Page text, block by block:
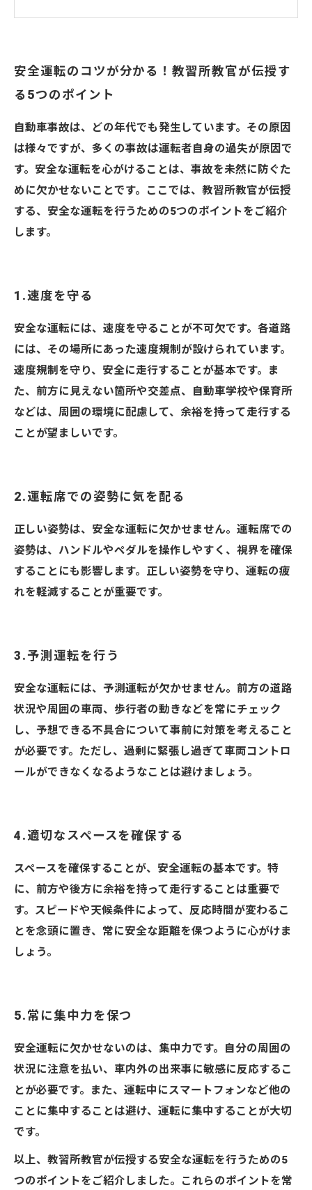
さいたま市の当教習所
安全運転のコツが分かる！教習所教官が伝授す
る5つのポイント
自動車事故は、どの年代でも発生しています。その原因
は様々ですが、多くの事故は運転者自身の過失が原因で
す。安全な運転を心がけることは、事故を未然に防ぐた
めに欠かせないことです。ここでは、教習所教官が伝授
する、安全な運転を行うための5つのポイントをご紹介
します。
1.速度を守る
安全な運転には、速度を守ることが不可欠です。各道路
には、その場所にあった速度規制が設けられています。
速度規制を守り、安全に走行することが基本です。ま
た、前方に見えない箇所や交差点、自動車学校や保育所
などは、周囲の環境に配慮して、余裕を持って走行する
ことが望ましいです。
2.運転席での姿勢に気を配る
正しい姿勢は、安全な運転に欠かせません。運転席での
姿勢は、ハンドルやペダルを操作しやすく、視界を確保
することにも影響します。正しい姿勢を守り、運転の疲
れを軽減することが重要です。
3.予測運転を行う
安全な運転には、予測運転が欠かせません。前方の道路
状況や周囲の車両、歩行者の動きなどを常にチェック
し、予想できる不具合について事前に対策を考えること
が必要です。ただし、過剰に緊張し過ぎて車両コントロ
ールができなくなるようなことは避けましょう。
4.適切なスペースを確保する
スペースを確保することが、安全運転の基本です。特
に、前方や後方に余裕を持って走行することは重要で
す。スピードや天候条件によって、反応時間が変わるこ
とを念頭に置き、常に安全な距離を保つように心がけま
しょう。
5.常に集中力を保つ
安全運転に欠かせないのは、集中力です。自分の周囲の
状況に注意を払い、車内外の出来事に敏感に反応するこ
とが必要です。また、運転中にスマートフォンなど他の
ことに集中することは避け、運転に集中することが大切
です。
以上、教習所教官が伝授する安全な運転を行うための5
つのポイントをご紹介しました。これらのポイントを常